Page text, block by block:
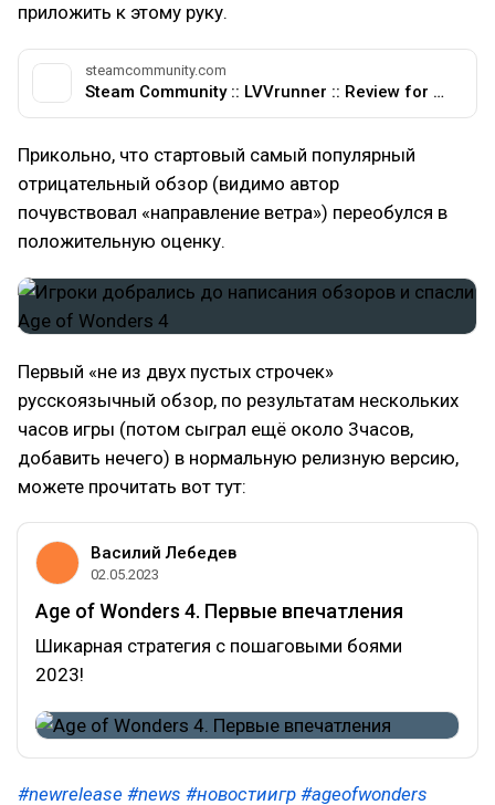
приложить к этому руку.
steamcommunity.com
Steam Community :: LVVrunner :: Review for Age of Wonders 4
Прикольно, что стартовый самый популярный
отрицательный обзор (видимо автор
почувствовал «направление ветра») переобулся в
положительную оценку.
Первый «не из двух пустых строчек»
русскоязычный обзор, по результатам нескольких
часов игры (потом сыграл ещё около 3часов,
добавить нечего) в нормальную релизную версию,
можете прочитать вот тут:
Василий Лебедев
02.05.2023
Age of Wonders 4. Первые впечатления
Шикарная стратегия с пошаговыми боями
2023!
#newrelease #news #новостиигр #ageofwonders